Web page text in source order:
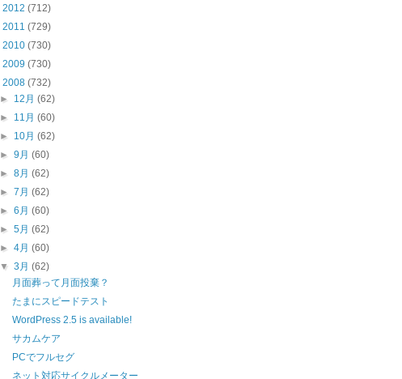
2012 (712)
2011 (729)
2010 (730)
2009 (730)
2008 (732)
► 12月(62)
► 11月(60)
► 10月(62)
►9月(60)
►8月(62)
►7月(62)
►6月(60)
►5月(62)
►4月(60)
▼3月(62)
月面葬って月面投棄？
たまにスピードテスト
WordPress 2.5 is available!
サカムケア
PCでフルセグ
ネット対応サイクルメーター